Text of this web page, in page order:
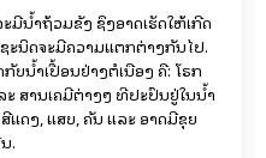
ມີນ້ຳຖ້ວມຂັງ ຊຶ່ງອາດເຮັດໃຫ້ເກີດ
ນິດຈະມີຄວາມແຕກຕ່າງກັນໄປ.
ນ້ຳເປື້ອນຢ່າງຕໍ່ເນື່ອງ ຄື: ໂຣກ
ສານເຄມີຕ່າງໆ ທີ່ປະປົນຢູ່ໃນນ້ຳ
ດງ, ແສບ, ຄັນ ແລະ ອາດມີຂຸຍ
.